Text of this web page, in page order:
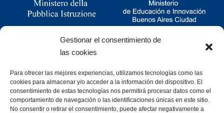
Gestionar el consentimiento de
las cookies
Para ofrecer las mejores experiencias, utilizamos tecnologías como las
cookies para almacenar y/o acceder a la información del dispositivo. El
consentimiento de estas tecnologías nos permitirá procesar datos como el
comportamiento de navegación o las identificaciones únicas en este sitio.
No consentir o retirar el consentimiento, puede afectar negativamente a
Ramsay 2251, CABA, Argentina
011 4781-0060
consultas@cristoforocolombo.org.ar